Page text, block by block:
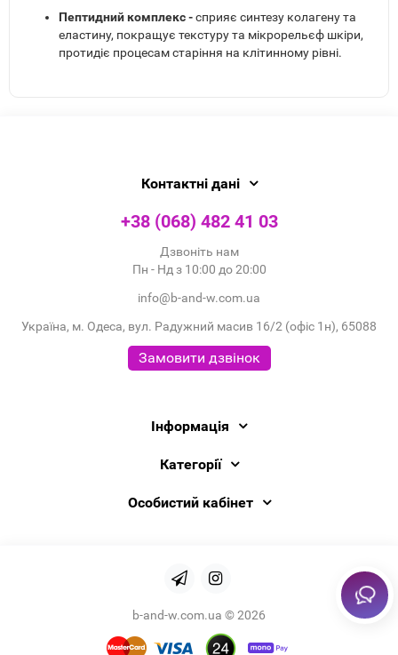
Пептидний комплекс -сприяє синтезу колагену та
еластину, покращує текстуру та мікрорельєф шкіри,
протидіє процесам старіння на клітинному рівні.
Контактні дані
+38 (068) 482 41 03
Дзвоніть нам
Пн - Нд з 10:00 до 20:00
info@b-and-w.com.ua
Україна, м. Одеса, вул. Радужний масив 16/2 (офіс 1н), 65088
Замовити дзвінок
Інформація
Категорії
Особистий кабінет
b-and-w.com.ua © 2026